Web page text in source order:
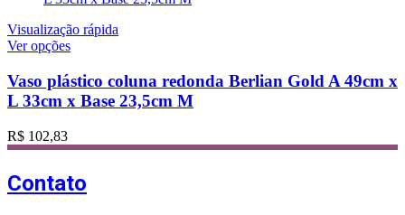
Visualização rápida
Ver opçõesEste
tem
várias
variantes.
opções
ser
escolhidas
Vaso plástico coluna redonda Berlian Gold A 49cm x
L 33cm x Base 23,5cm M
R$ 102,83
Contato